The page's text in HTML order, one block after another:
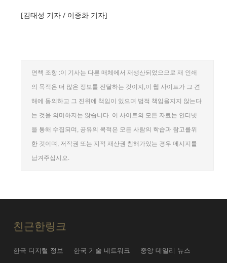
[김태성 기자 / 이종화 기자]
면책 조항 :이 기사는 다른 매체에서 재생산되었으므로 재 인쇄
의 목적은 더 많은 정보를 전달하는 것이지,이 웹 사이트가 그 견
해에 동의하고 그 진위에 책임이 있으며 법적 책임을지지 않는다
는 것을 의미하지는 않습니다. 이 사이트의 모든 자료는 인터넷
을 통해 수집되며, 공유의 목적은 모든 사람의 학습과 참고를위
한 것이며, 저작권 또는 지적 재산권 침해가있는 경우 메시지를
남겨주십시오.
친근한링크
한국 디지털 정보 한국 기술 네트워크 중앙 데일리 뉴스